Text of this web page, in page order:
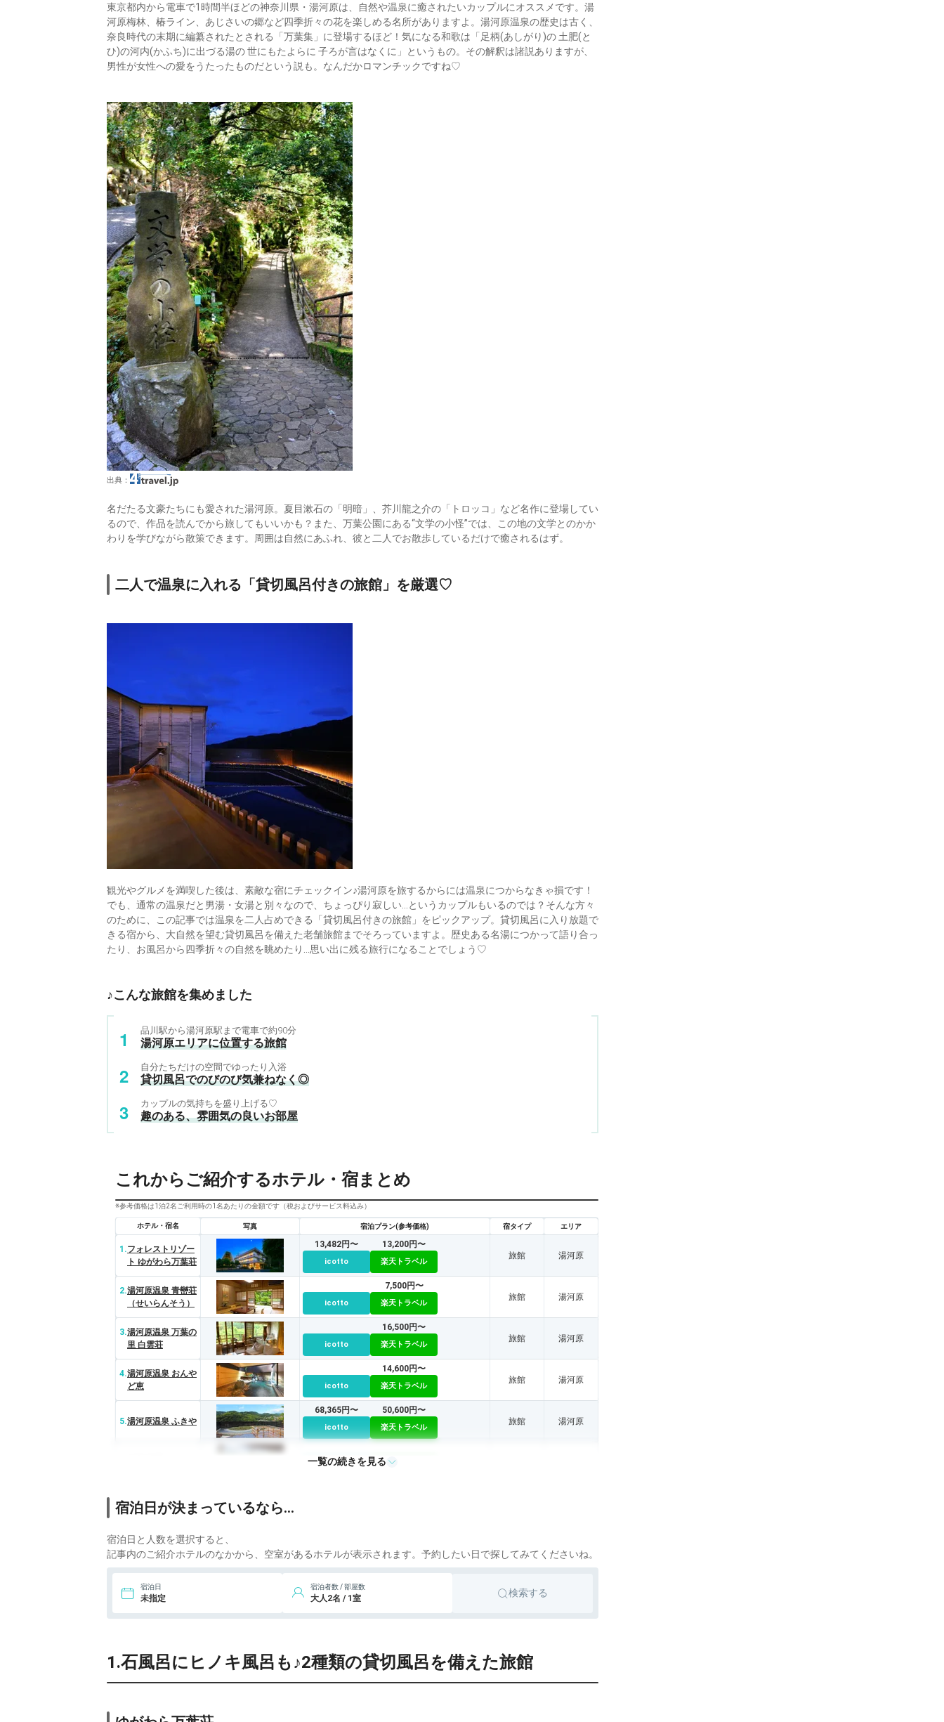
東京都内から電車で1時間半ほどの神奈川県・湯河原は、自然や温泉に癒されたいカップルにオススメです。湯
河原梅林、椿ライン、あじさいの郷など四季折々の花を楽しめる名所がありますよ。湯河原温泉の歴史は古く、
奈良時代の末期に編纂されたとされる「万葉集」に登場するほど！気になる和歌は「足柄(あしがり)の 土肥(と
ひ)の河内(かふち)に出づる湯の 世にもたよらに 子ろが言はなくに」というもの。その解釈は諸説ありますが、
男性が女性への愛をうたったものだという説も。なんだかロマンチックですね♡
出典：
名だたる文豪たちにも愛された湯河原。夏目漱石の「明暗」、芥川龍之介の「トロッコ」など名作に登場してい
るので、作品を読んでから旅してもいいかも？また、万葉公園にある“文学の小怪”では、この地の文学とのかか
わりを学びながら散策できます。周囲は自然にあふれ、彼と二人でお散歩しているだけで癒されるはず。
二人で温泉に入れる「貸切風呂付きの旅館」を厳選♡
観光やグルメを満喫した後は、素敵な宿にチェックイン♪湯河原を旅するからには温泉につからなきゃ損です！
でも、通常の温泉だと男湯・女湯と別々なので、ちょっぴり寂しい…というカップルもいるのでは？そんな方々
のために、この記事では温泉を二人占めできる「貸切風呂付きの旅館」をピックアップ。貸切風呂に入り放題で
きる宿から、大自然を望む貸切風呂を備えた老舗旅館までそろっていますよ。歴史ある名湯につかって語り合っ
たり、お風呂から四季折々の自然を眺めたり…思い出に残る旅行になることでしょう♡
♪こんな旅館を集めました
品川駅から湯河原駅まで電車で約90分
湯河原エリアに位置する旅館
自分たちだけの空間でゆったり入浴
貸切風呂でのびのび気兼ねなく◎
カップルの気持ちを盛り上げる♡
趣のある、雰囲気の良いお部屋
これからご紹介するホテル・宿まとめ
※参考価格は1泊2名ご利用時の1名あたりの金額です（税およびサービス料込み）
ホテル・宿名 写真 宿泊プラン(参考価格) 宿タイプ エリア
1.フォレストリゾー
ト ゆがわら万葉荘
13,482円〜
icotto
13,200円〜
楽天トラベル
旅館 湯河原
2.湯河原温泉 青巒荘
（せいらんそう）
icotto
7,500円〜
楽天トラベル
旅館 湯河原
3.湯河原温泉 万葉の
里 白雲荘
icotto
16,500円〜
楽天トラベル
旅館 湯河原
4.湯河原温泉 おんや
ど恵
icotto
14,600円〜
楽天トラベル
旅館 湯河原
5.湯河原温泉 ふきや
68,365円〜
icotto
50,600円〜
楽天トラベル
旅館 湯河原
icotto 楽天トラベル
いすゞホテル（い
8. ゆがわら風雅
icotto 楽天トラベル
田
icotto
一覧の続きを見る
宿泊日が決まっているなら…
宿泊日と人数を選択すると、
記事内のご紹介ホテルのなかから、空室があるホテルが表示されます。予約したい日で探してみてくださいね。
宿泊日
未指定
宿泊者数 / 部屋数
大人2名 / 1室 検索する
1.石風呂にヒノキ風呂も♪2種類の貸切風呂を備えた旅館